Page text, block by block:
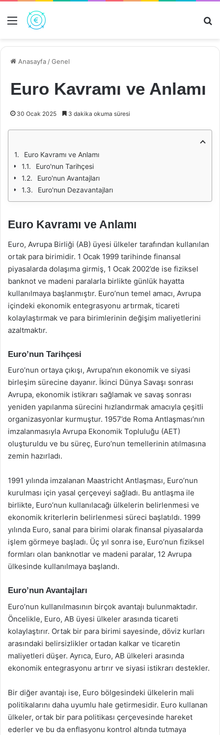
Menü
Anasayfa /Genel
Euro Kavramı ve Anlamı
30 Ocak 2025 3 dakika okuma süresi
Euro Kavramı ve Anlamı
Euro'nun Tarihçesi
Euro'nun Avantajları
Euro'nun Dezavantajları
Euro Kavramı ve Anlamı
Euro, Avrupa Birliği (AB) üyesi ülkeler tarafından kullanılan
ortak para birimidir. 1 Ocak 1999 tarihinde finansal
piyasalarda dolaşıma girmiş, 1 Ocak 2002’de ise fiziksel
banknot ve madeni paralarla birlikte günlük hayatta
kullanılmaya başlanmıştır. Euro’nun temel amacı, Avrupa
içindeki ekonomik entegrasyonu artırmak, ticareti
kolaylaştırmak ve para birimlerinin değişim maliyetlerini
azaltmaktır.
Euro’nun Tarihçesi
Euro’nun ortaya çıkışı, Avrupa’nın ekonomik ve siyasi
birleşim sürecine dayanır. İkinci Dünya Savaşı sonrası
Avrupa, ekonomik istikrarı sağlamak ve savaş sonrası
yeniden yapılanma sürecini hızlandırmak amacıyla çeşitli
organizasyonlar kurmuştur. 1957’de Roma Antlaşması’nın
imzalanmasıyla Avrupa Ekonomik Topluluğu (AET)
oluşturuldu ve bu süreç, Euro’nun temellerinin atılmasına
zemin hazırladı.
1991 yılında imzalanan Maastricht Antlaşması, Euro’nun
kurulması için yasal çerçeveyi sağladı. Bu antlaşma ile
birlikte, Euro’nun kullanılacağı ülkelerin belirlenmesi ve
ekonomik kriterlerin belirlenmesi süreci başlatıldı. 1999
yılında Euro, sanal para birimi olarak finansal piyasalarda
işlem görmeye başladı. Üç yıl sonra ise, Euro’nun fiziksel
formları olan banknotlar ve madeni paralar, 12 Avrupa
ülkesinde kullanılmaya başlandı.
Euro’nun Avantajları
Euro’nun kullanılmasının birçok avantajı bulunmaktadır.
Öncelikle, Euro, AB üyesi ülkeler arasında ticareti
kolaylaştırır. Ortak bir para birimi sayesinde, döviz kurları
arasındaki belirsizlikler ortadan kalkar ve ticaretin
maliyetleri düşer. Ayrıca, Euro, AB ülkeleri arasında
ekonomik entegrasyonu artırır ve siyasi istikrarı destekler.
Bir diğer avantajı ise, Euro bölgesindeki ülkelerin mali
politikalarını daha uyumlu hale getirmesidir. Euro kullanan
ülkeler, ortak bir para politikası çerçevesinde hareket
ederler ve bu da enflasyonu kontrol altında tutmaya